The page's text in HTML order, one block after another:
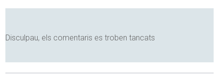
Disculpau, els comentaris es troben tancats